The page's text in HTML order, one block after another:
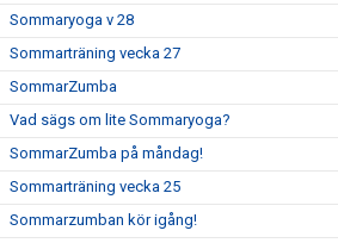
Sommaryoga v 28
Sommarträning vecka 27
SommarZumba
Vad sägs om lite Sommaryoga?
SommarZumba på måndag!
Sommarträning vecka 25
Sommarzumban kör igång!